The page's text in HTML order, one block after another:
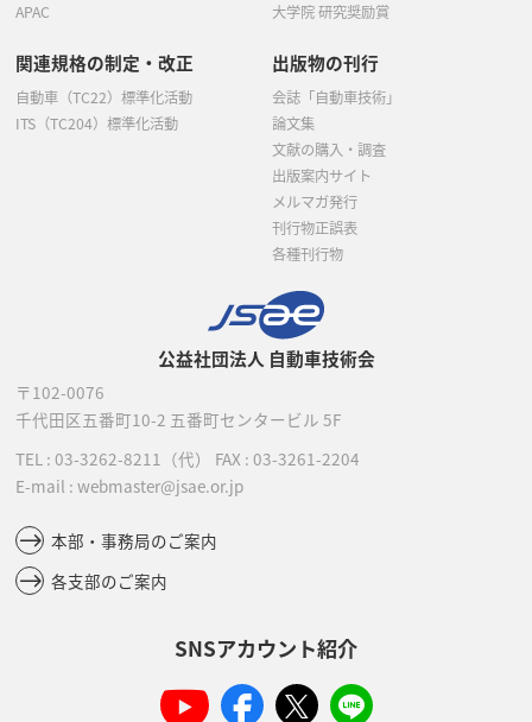
公益社団法人 自動車技術会
〒102-0076
千代田区五番町10-2 五番町センタービル 5F
TEL : 03-3262-8211 （代） FAX : 03-3261-2204
E-mail : webmaster@jsae.or.jp
本部・事務局のご案内
各支部のご案内
SNSアカウント紹介
APAC
大学院 研究奨励賞
関連規格の制定・改正
自動車（TC22）標準化活動
ITS（TC204）標準化活動
出版物の刊行
会誌「自動車技術」
論文集
文献の購入・調査
出版案内サイト
メルマガ発行
刊行物正誤表
各種刊行物